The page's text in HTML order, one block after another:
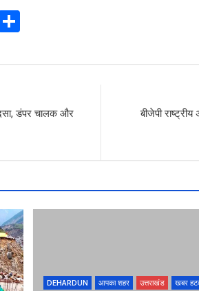
ar
डंपर चालक और
बीजेपी राष्ट्रीय
DEHARDUN आपका शहर उत्तराखंड
खबर